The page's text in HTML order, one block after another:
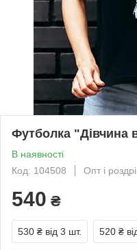
Футболка "Дівчина
В наявності
Код: 104508
Опт і
540 ₴
530 ₴ від 3 шт. 520 ₴